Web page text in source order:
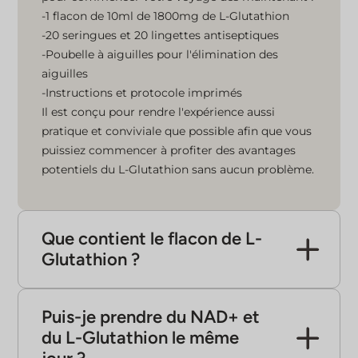
glutathion peut contribuer
à l'éclat, à la luminosité et
à la santé de notre peau.
vous avez besoin pour
neutraliser les radicaux
libres, améliorer la
fonction immunitaire et
renforcer la santé de la
cliniques chez vous. Il suffit
de connecter la micro-
injecteur de L-glutathion
soit prêt à l'emploi.
-1 flacon de 10ml de 1800mg de L-Glutathion
-20 seringues et 20 lingettes antiseptiques
-Poubelle à aiguilles pour l'élimination des
aiguilles
-Instructions et protocole imprimés
Il est conçu pour rendre l'expérience aussi
pratique et conviviale que possible afin que vous
puissiez commencer à profiter des avantages
potentiels du L-Glutathion sans aucun problème.
Que contient le flacon de L-
Glutathion ?
solution stérile.
Puis-je prendre du NAD+ et
du L-Glutathion le même